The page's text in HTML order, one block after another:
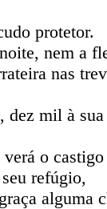
protetor.
nem a
nas
mil à
o
refúgio,
alguma